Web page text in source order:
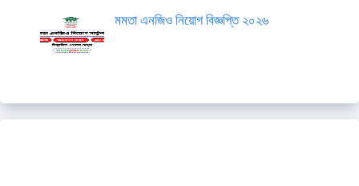
মমতা এনজিও নিয়োগ বিজ্ঞপ্তি ২০২৬